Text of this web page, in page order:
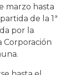
marzo hasta
de la 1ª
por la
Corporación